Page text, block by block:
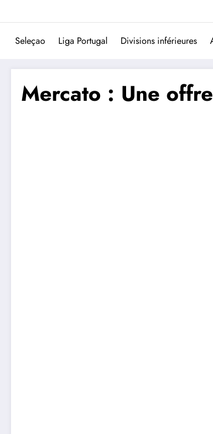
Seleçao Liga Portugal Divisions inférieures
Mercato : Une